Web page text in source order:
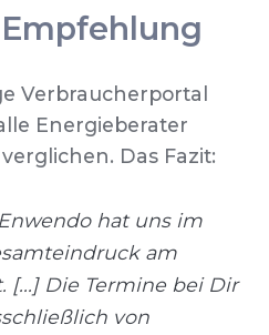
Verbraucherportal
Energieberater
Das Fazit:
hat uns im
am
[...] Die Termine bei Dir
von